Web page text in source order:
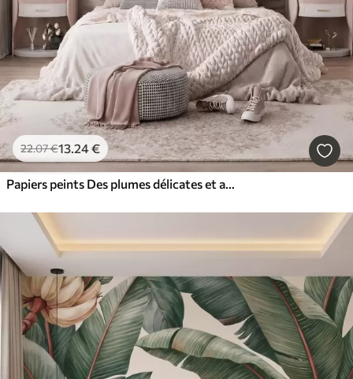
22.07€13.24€
Papiers peints Des plumes délicates et aériennes, nimbées d'une brume rose-pêche aux reflets chatoyants